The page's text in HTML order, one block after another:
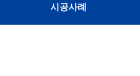
시공사례